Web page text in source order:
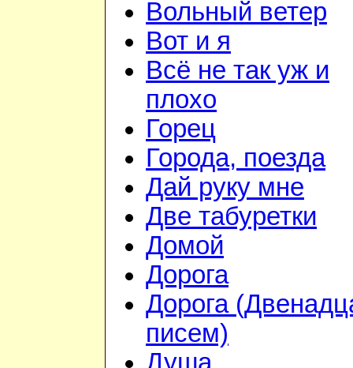
Вольный ветер
Вот и я
Всё не так уж и
плохо
Горец
Города, поезда
Дай руку мне
Две табуретки
Домой
Дорога
Дорога
писем)